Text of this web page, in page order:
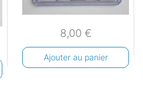
8,00 €
Ajouter au panier